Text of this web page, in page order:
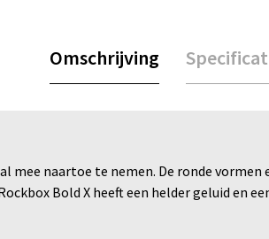
Omschrijving
mee naartoe te nemen. De ronde
Bold X heeft een helder geluid en